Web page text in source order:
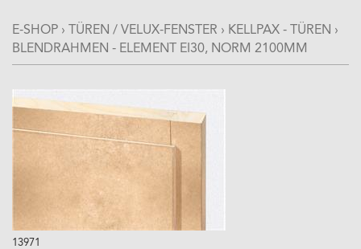
E-SHOP › TÜREN / VELUX-FENSTER › KELLPAX - TÜREN ›
BLENDRAHMEN - ELEMENT EI30, NORM 2100MM
13971